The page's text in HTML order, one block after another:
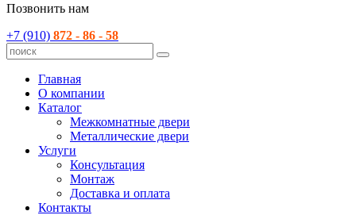
Позвонить нам
+7 (910) 872 - 86 - 58
Главная
О компании
Каталог
Межкомнатные двери
Металлические двери
Услуги
Консультация
Монтаж
Доставка и оплата
Контакты